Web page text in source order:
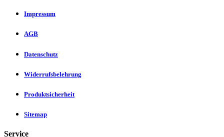
Impressum
AGB
Datenschutz
Widerrufsbelehrung
Produktsicherheit
Sitemap
Service